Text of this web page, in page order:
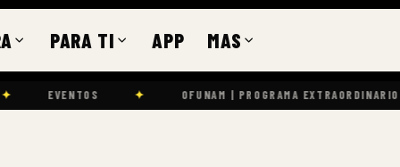
PARA TI APP MAS
OFUNAM | PROGRAMA EXTRAORDINARIO | TERCERA